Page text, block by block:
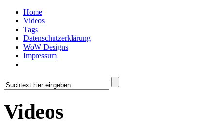
Home
Videos
Tags
Datenschutzerklärung
WoW Designs
Impressum
Videos